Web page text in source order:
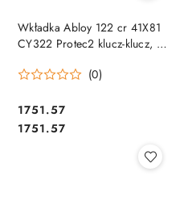
Wkładka Abloy 122 cr 41X81
CY322 Protec2 klucz-klucz, 3
(0)
Cena:
1751.57
Cena:
1751.57